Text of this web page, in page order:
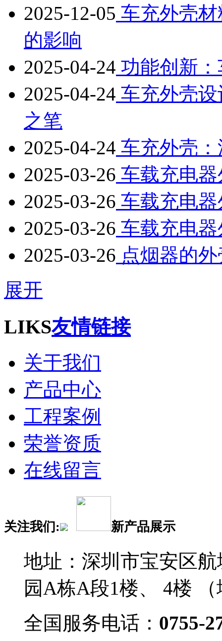
2025-12-05 车充外壳
的影响
2025-04-24 功能创新
2025-04-24 车充外壳
之笔
2025-04-24 车充外壳
2025-03-26 车载充电
2025-03-26 车载充电
2025-03-26 车载充电
2025-03-26 点烟器的
展开
LIKS友情链接
关于我们
产品中心
工程案例
荣誉资质
在线留言
关注我们: 新产品展示
地址：深圳市宝安区
园A栋A段1楼、 4楼
全国服务电话： 0755-